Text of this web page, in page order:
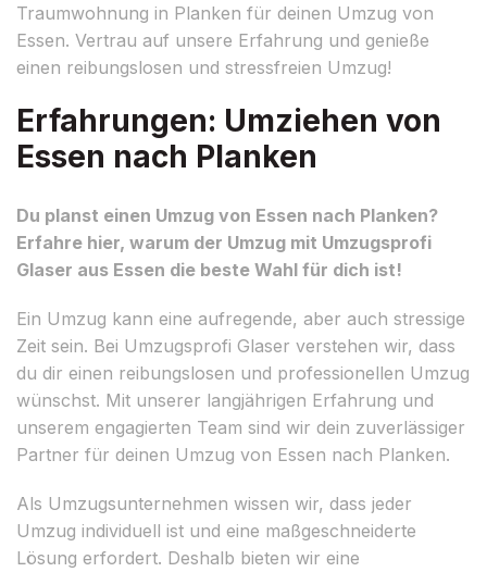
Traumwohnung in Planken für deinen Umzug von
Essen. Vertrau auf unsere Erfahrung und genieße
einen reibungslosen und stressfreien Umzug!
Erfahrungen: Umziehen von
Essen nach Planken
Du planst einen Umzug von Essen nach Planken?
Erfahre hier, warum der Umzug mit Umzugsprofi
Glaser aus Essen die beste Wahl für dich ist!
Ein Umzug kann eine aufregende, aber auch stressige
Zeit sein. Bei Umzugsprofi Glaser verstehen wir, dass
du dir einen reibungslosen und professionellen Umzug
wünschst. Mit unserer langjährigen Erfahrung und
unserem engagierten Team sind wir dein zuverlässiger
Partner für deinen Umzug von Essen nach Planken.
Als Umzugsunternehmen wissen wir, dass jeder
Umzug individuell ist und eine maßgeschneiderte
Lösung erfordert. Deshalb bieten wir eine